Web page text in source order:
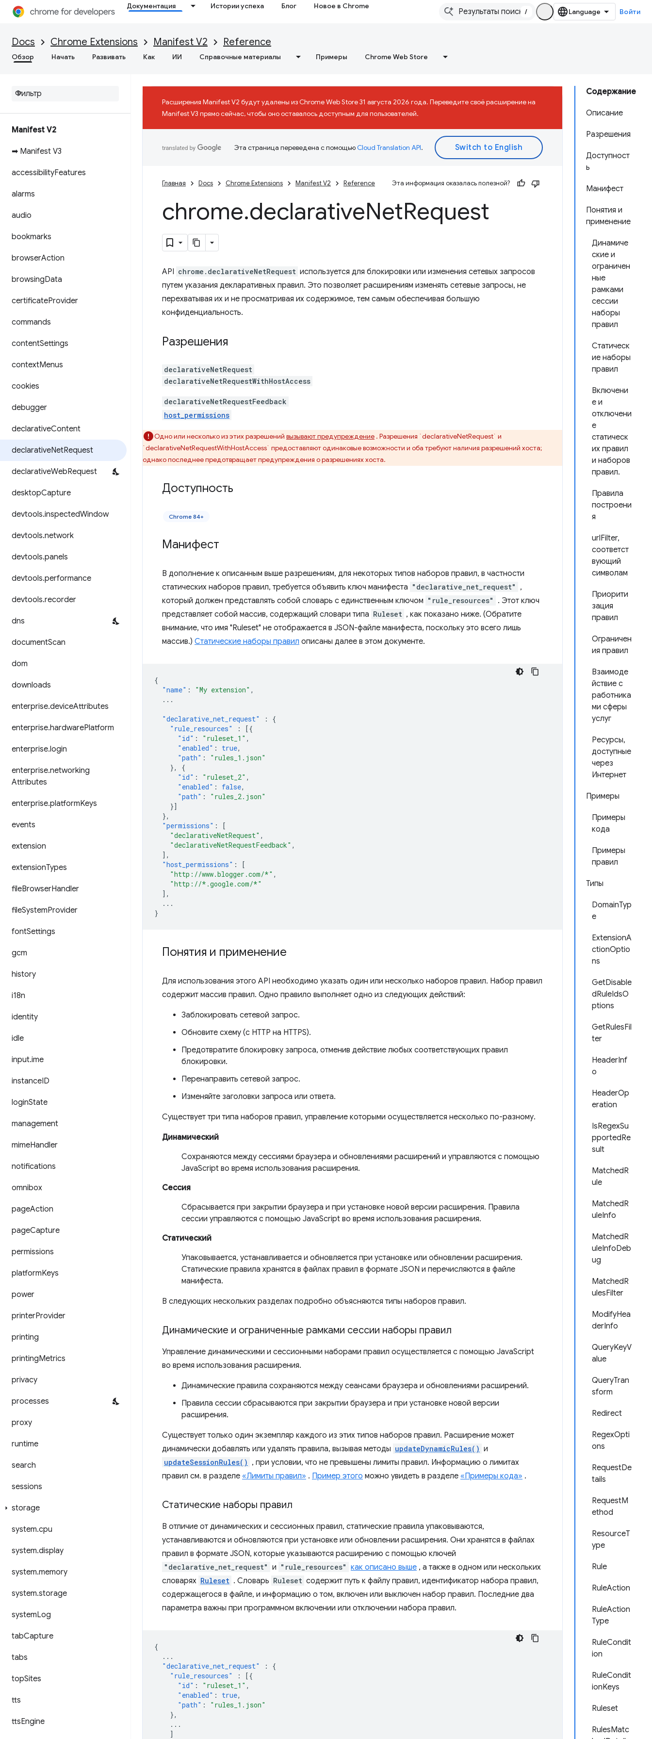
Документация Истории успеха Блог Новое в Chrome
/ Войти
Docs Chrome Extensions Manifest V2 Reference
Обзор Начать Развивать Как ИИ Справочные материалы Примеры Chrome Web Store
Manifest V2
➡ Manifest V3
accessibilityFeatures
alarms
audio
bookmarks
browserAction
browsingData
certificateProvider
commands
contentSettings
contextMenus
cookies
debugger
declarativeContent
declarativeNetRequest
declarativeWebRequest
desktopCapture
devtools.inspectedWindow
devtools.network
devtools.panels
devtools.performance
devtools.recorder
dns
documentScan
dom
downloads
enterprise.deviceAttributes
enterprise.hardwarePlatform
enterprise.login
enterprise.networking
Attributes
enterprise.platformKeys
events
extension
extensionTypes
fileBrowserHandler
fileSystemProvider
fontSettings
gcm
history
i18n
identity
idle
input.ime
instanceID
loginState
management
mimeHandler
notifications
omnibox
pageAction
pageCapture
permissions
platformKeys
power
printerProvider
printing
printingMetrics
privacy
processes
proxy
runtime
search
sessions
storage
system.cpu
system.display
system.memory
system.storage
systemLog
tabCapture
tabs
topSites
tts
ttsEngine
Содержание
Описание
Разрешения
Доступност
ь
Манифест
Понятия и
применение
Динамиче
ские и
ограничен
ные
рамками
сессии
наборы
правил
Статическ
ие наборы
правил
Включени
е и
отключени
е
статическ
их правил
и наборов
правил.
Правила
построени
я
urlFilter,
соответст
вующий
символам
Приорити
зация
правил
Ограничен
ия правил
Взаимоде
йствие с
работника
ми сферы
услуг
Ресурсы,
доступные
через
Интернет
Примеры
Примеры
кода
Примеры
правил
Типы
DomainTyp
e
ExtensionA
ctionOptio
ns
GetDisable
dRuleIdsO
ptions
GetRulesFil
ter
HeaderInf
o
HeaderOp
eration
IsRegexSu
pportedRe
sult
MatchedR
ule
MatchedR
uleInfo
MatchedR
uleInfoDeb
ug
MatchedR
ulesFilter
ModifyHea
derInfo
QueryKeyV
alue
QueryTran
sform
Redirect
RegexOpti
ons
RequestDe
tails
RequestM
ethod
ResourceT
ype
Rule
RuleAction
RuleAction
Type
RuleCondit
ion
RuleCondit
ionKeys
Ruleset
RulesMatc
Расширения Manifest V2 будут удалены из Chrome Web Store 31 августа 2026 года. Переведите своё расширение на
Manifest V3 прямо сейчас, чтобы оно оставалось доступным для пользователей.
Эта страница переведена с помощьюCloud Translation API.
Главная Docs Chrome Extensions Manifest V2 Reference Эта информация оказалась полезной?
chrome.declarativeNetRequest
API chrome.declarativeNetRequest используется для блокировки или изменения сетевых запросов
путем указания декларативных правил. Это позволяет расширениям изменять сетевые запросы, не
перехватывая их и не просматривая их содержимое, тем самым обеспечивая большую
конфиденциальность.
Разрешения
declarativeNetRequest
declarativeNetRequestWithHostAccess
declarativeNetRequestFeedback
host_permissions
Одно или несколько из этих разрешений вызывают предупреждение . Разрешения `declarativeNetRequest` и
`declarativeNetRequestWithHostAccess` предоставляют одинаковые возможности и оба требуют наличия разрешений хоста;
однако последнее предотвращает предупреждения о разрешениях хоста.
Доступность
Chrome 84+
Манифест
В дополнение к описанным выше разрешениям, для некоторых типов наборов правил, в частности
статических наборов правил, требуется объявить ключ манифеста "declarative_net_request"
,
который должен представлять собой словарь с единственным ключом "rule_resources"
. Этот ключ
представляет собой массив, содержащий словари типа Ruleset , как показано ниже. (Обратите
внимание, что имя "Ruleset" не отображается в JSON-файле манифеста, поскольку это всего лишь
массив.) Статические наборы правил описаны далее в этом документе.
{
"name" : "My extension" ,
...
"declarative_net_request" :
{
"rule_resources"
:
[{
"id" : "ruleset_1" ,
"enabled" : true,
"path" :
"rules_1.json"
},
{
"id" : "ruleset_2" ,
"enabled" : false,
"path" :
"rules_2.json"
}]
},
"permissions" :
[
"declarativeNetRequest" ,
"declarativeNetRequestFeedback" ,
],
"host_permissions" :
[
"http://www.blogger.com/*" ,
"http://*.google.com/*"
],
...
}
Понятия и применение
Для использования этого API необходимо указать один или несколько наборов правил. Набор правил
содержит массив правил. Одно правило выполняет одно из следующих действий:
Заблокировать сетевой запрос.
Обновите схему (с HTTP на HTTPS).
Предотвратите блокировку запроса, отменив действие любых соответствующих правил
блокировки.
Перенаправить сетевой запрос.
Изменяйте заголовки запроса или ответа.
Существует три типа наборов правил, управление которыми осуществляется несколько по-разному.
Динамический
Сохраняются между сессиями браузера и обновлениями расширений и управляются с помощью
JavaScript во время использования расширения.
Сессия
Сбрасывается при закрытии браузера и при установке новой версии расширения. Правила
сессии управляются с помощью JavaScript во время использования расширения.
Статический
Упаковывается, устанавливается и обновляется при установке или обновлении расширения.
Статические правила хранятся в файлах правил в формате JSON и перечисляются в файле
манифеста.
В следующих нескольких разделах подробно объясняются типы наборов правил.
Динамические и ограниченные рамками сессии наборы правил
Управление динамическими и сессионными наборами правил осуществляется с помощью JavaScript
во время использования расширения.
Динамические правила сохраняются между сеансами браузера и обновлениями расширений.
Правила сессии сбрасываются при закрытии браузера и при установке новой версии
расширения.
Существует только один экземпляр каждого из этих типов наборов правил. Расширение может
динамически добавлять или удалять правила, вызывая методы updateDynamicRules() и
updateSessionRules() , при условии, что не превышены лимиты правил. Информацию о лимитах
правил см. в разделе «Лимиты правил» . Пример этого можно увидеть в разделе «Примеры кода» .
Статические наборы правил
В отличие от динамических и сессионных правил, статические правила упаковываются,
устанавливаются и обновляются при установке или обновлении расширения. Они хранятся в файлах
правил в формате JSON, которые указываются расширению с помощью ключей
"declarative_net_request" и "rule_resources" как описано выше , а также в одном или нескольких
словарях Ruleset . Словарь Ruleset содержит путь к файлу правил, идентификатор набора правил,
содержащегося в файле, и информацию о том, включен или выключен набор правил. Последние два
параметра важны при программном включении или отключении набора правил.
{
...
"declarative_net_request"
:
{
"rule_resources"
:
[{
"id" : "ruleset_1" ,
"enabled" : true,
"path" :
"rules_1.json"
},
...
]